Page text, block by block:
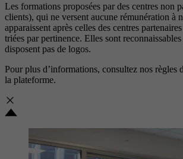
Les formations proposées par des centres non
clients), qui ne versent aucune rémunération à
apparaissent après celles des centres
triées par pertinence. Elles sont
disposent pas de logos.
Pour plus d’informations, consultez nos règles
la plateforme.